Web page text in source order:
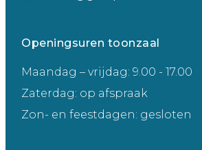
Openingsuren toonzaal
Maandag – vrijdag: 9.00 - 17.00
Zaterdag: op afspraak
Zon- en feestdagen: gesloten